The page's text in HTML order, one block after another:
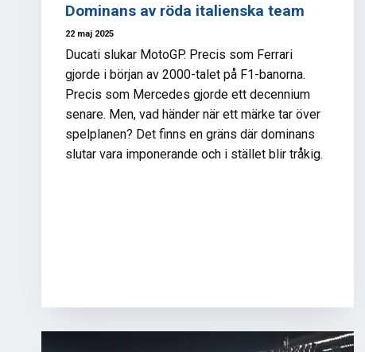
Dominans av röda italienska team
22 maj 2025
Ducati slukar MotoGP. Precis som Ferrari
gjorde i början av 2000-talet på F1-banorna.
Precis som Mercedes gjorde ett decennium
senare. Men, vad händer när ett märke tar över
spelplanen? Det finns en gräns där dominans
slutar vara imponerande och i stället blir tråkig.